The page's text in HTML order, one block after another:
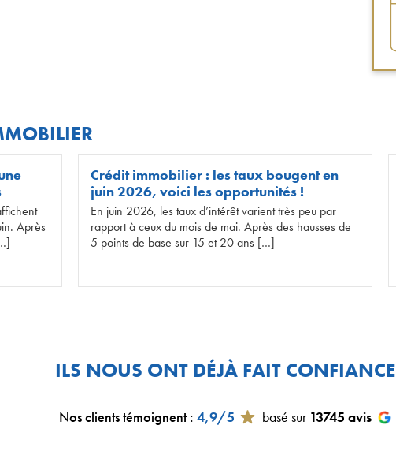
Après
Crédit immobilier : les taux bougent en
juin 2026, voici les opportunités !
En juin 2026, les taux d’intérêt varient très peu par
rapport à ceux du mois de mai. Après des hausses de
5 points de base sur 15 et 20 ans […]
ILS NOUS ONT DÉJÀ FAIT CONFIANCE
Nos clients témoignent: 4,9/5 basé sur 13745 avis